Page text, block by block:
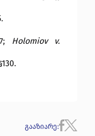
Holomiov v.
გააზიარე: